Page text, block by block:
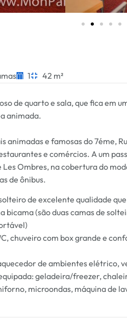
1 42 m²
de quarto e sala, que fica em
animada.
animadas e famosas do 7éme,
e comércios. A um
Ombres, na cobertura do
de ônibus.
de excelente qualidade
bicama (são duas camas de
chuveiro com box grande e
de ambientes elétrico,
geladeira/freezer,
microondas, máquina de